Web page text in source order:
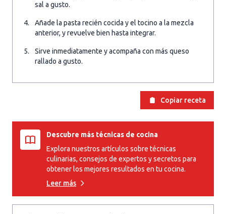
sal a gusto.
Añade la pasta recién cocida y el tocino a la mezcla
anterior, y revuelve bien hasta integrar.
Sirve inmediatamente y acompaña con más queso
rallado a gusto.
Copiar receta
Descubre más técnicas de cocina
Explora nuestros artículos sobre técnicas
culinarias, consejos de expertos y secretos para
obtener los mejores resultados en tu cocina.
Leer más